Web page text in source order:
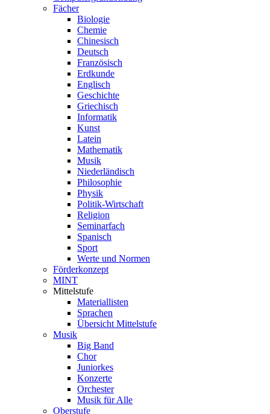
Fächer
Biologie
Chemie
Chinesisch
Deutsch
Französisch
Erdkunde
Englisch
Geschichte
Griechisch
Informatik
Kunst
Latein
Mathematik
Musik
Niederländisch
Philosophie
Physik
Politik-Wirtschaft
Religion
Seminarfach
Spanisch
Sport
Werte und Normen
Förderkonzept
MINT
Mittelstufe
Materiallisten
Sprachen
Übersicht Mittelstufe
Musik
Big Band
Chor
Juniorkes
Konzerte
Orchester
Musik für Alle
Oberstufe